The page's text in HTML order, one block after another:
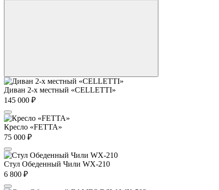
Диван 2-х местный «CELLETTI»
145 000 ₽
Кресло «FETTA»
75 000 ₽
Стул Обеденный Чили WX-210
6 800 ₽